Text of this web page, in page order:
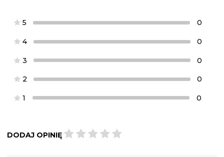
5 0
4 0
3 0
2 0
1 0
DODAJ OPINIĘ